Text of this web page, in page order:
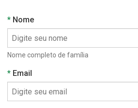
NomeObrigatório
Nome completo de família
Email